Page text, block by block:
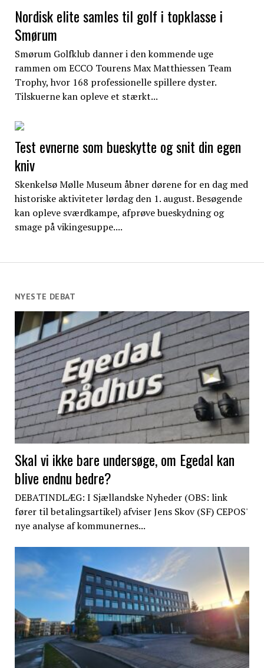
Nordisk elite samles til golf i topklasse i
Smørum
Smørum Golfklub danner i den kommende uge
rammen om ECCO Tourens Max Matthiessen Team
Trophy, hvor 168 professionelle spillere dyster.
Tilskuerne kan opleve et stærkt...
Test evnerne som bueskytte og snit din egen
kniv
Skenkelsø Mølle Museum åbner dørene for en dag med
historiske aktiviteter lørdag den 1. august. Besøgende
kan opleve sværdkampe, afprøve bueskydning og
smage på vikingesuppe....
NYESTE DEBAT
Skal vi ikke bare undersøge, om Egedal kan
blive endnu bedre?
DEBATINDLÆG: I Sjællandske Nyheder (OBS: link
fører til betalingsartikel) afviser Jens Skov (SF) CEPOS'
nye analyse af kommunernes...